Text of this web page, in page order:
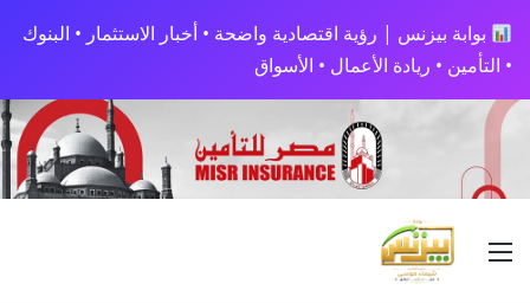
بوابة بيزنس | رؤية اقتصادية واضحة • أخبار الاستثمار • البنوك
• التأمين • ريادة الأعمال • الأسواق
القائمة